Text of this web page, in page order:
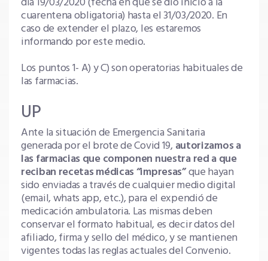
cuarentena obligatoria) hasta el 31/03/2020. En
caso de extender el plazo, les estaremos
informando por este medio.
Los puntos 1- A) y C) son operatorias habituales de
las farmacias.
UP
Ante la situación de Emergencia Sanitaria
generada por el brote de Covid 19, autorizamos a
las farmacias que componen nuestra red a que
reciban recetas médicas “impresas”que hayan
sido enviadas a través de cualquier medio digital
(email, whats app, etc.), para el expendió de
medicación ambulatoria. Las mismas deben
conservar el formato habitual, es decir datos del
afiliado, firma y sello del médico, y se mantienen
vigentes todas las reglas actuales del Convenio.